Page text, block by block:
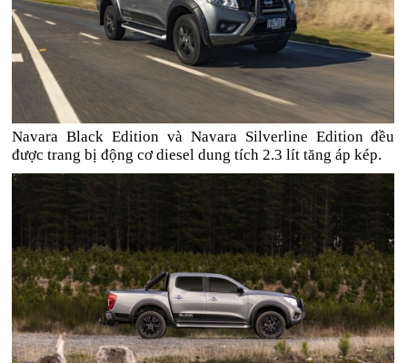
Navara Black Edition và Navara Silverline Edition đều
được trang bị động cơ diesel dung tích 2.3 lít tăng áp kép.